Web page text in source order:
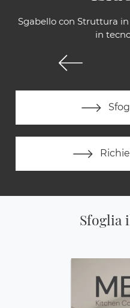
Sgabello con Struttura
in
Sfoglia